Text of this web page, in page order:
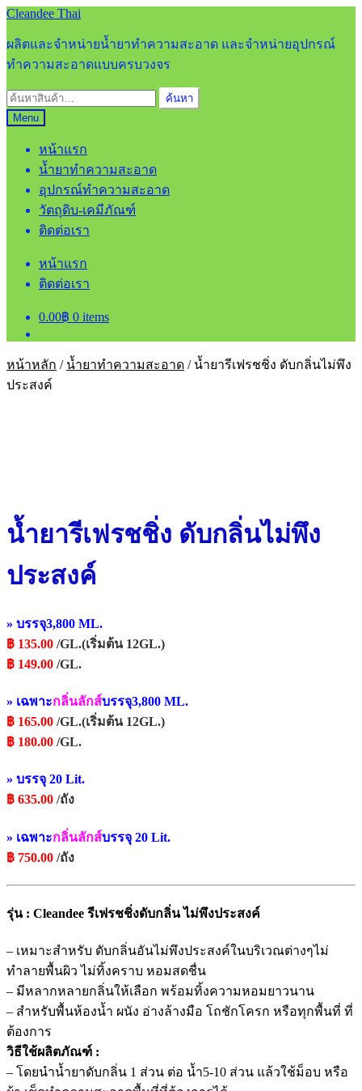
Skip
navigation
Skip
content
Cleandee Thai
ผลิตและจำหน่ายน้ำยาทำความสะอาด และจำหน่ายอุปกรณ์
ทำความสะอาดแบบครบวงจร
ค้นหา:
ค้นหา
Menu
หน้าแรก
น้ำยาทำความสะอาด
อุปกรณ์ทำความสะอาด
วัตถุดิบ-เคมีภัณฑ์
ติดต่อเรา
หน้าแรก
ติดต่อเรา
0.00฿ 0 items
หน้าหลัก / น้ำยาทำความสะอาด / น้ำยารีเฟรชชิ่ง ดับกลิ่นไม่พึง
ประสงค์
น้ำยารีเฟรชชิ่ง ดับกลิ่นไม่พึง
ประสงค์
» บรรจุ3,800 ML.
฿ 135.00 /GL.(เริ่มต้น 12GL.)
฿ 149.00 /GL.
» เฉพาะกลิ่นลักส์บรรจุ3,800 ML.
฿ 165.00 /GL.(เริ่มต้น 12GL.)
฿ 180.00 /GL.
» บรรจุ 20 Lit.
฿ 635.00 /ถัง
» เฉพาะกลิ่นลักส์บรรจุ 20 Lit.
฿ 750.00 /ถัง
รุ่น : Cleandee รีเฟรชชิ่งดับกลิ่น ไม่พึงประสงค์
– เหมาะสำหรับ ดับกลิ่นอันไม่พึงประสงค์ในบริเวณต่างๆไม่
ทำลายพื้นผิว ไม่ทิ้งคราบ หอมสดชื่น
– มีหลากหลายกลิ่นให้เลือก พร้อมทิ้งความหอมยาวนาน
– สำหรับพื้นห้องน้ำ ผนัง อ่างล้างมือ โถชักโครก หรือทุกพื้นที่ ที่
ต้องการ
วิธีใช้ผลิตภัณฑ์ :
– โดยนำน้ำยาดับกลิ่น 1 ส่วน ต่อ น้ำ5-10 ส่วน แล้วใช้ม็อบ หรือ